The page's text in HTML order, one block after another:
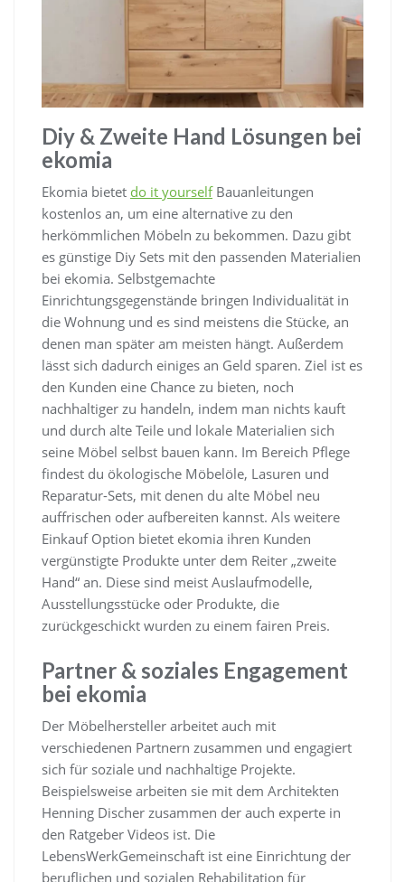
Diy & Zweite Hand Lösungen bei
ekomia
Ekomia bietet do it yourselfBauanleitungen
kostenlos an, um eine alternative zu den
herkömmlichen Möbeln zu bekommen. Dazu gibt
es günstige Diy Sets mit den passenden Materialien
bei ekomia. Selbstgemachte
Einrichtungsgegenstände bringen Individualität in
die Wohnung und es sind meistens die Stücke, an
denen man später am meisten hängt. Außerdem
lässt sich dadurch einiges an Geld sparen. Ziel ist es
den Kunden eine Chance zu bieten, noch
nachhaltiger zu handeln, indem man nichts kauft
und durch alte Teile und lokale Materialien sich
seine Möbel selbst bauen kann. Im Bereich Pflege
findest du ökologische Möbelöle, Lasuren und
Reparatur-Sets, mit denen du alte Möbel neu
auffrischen oder aufbereiten kannst. Als weitere
Einkauf Option bietet ekomia ihren Kunden
vergünstigte Produkte unter dem Reiter „zweite
Hand“ an. Diese sind meist Auslaufmodelle,
Ausstellungsstücke oder Produkte, die
zurückgeschickt wurden zu einem fairen Preis.
Partner & soziales Engagement
bei ekomia
Der Möbelhersteller arbeitet auch mit
verschiedenen Partnern zusammen und engagiert
sich für soziale und nachhaltige Projekte.
Beispielsweise arbeiten sie mit dem Architekten
Henning Discher zusammen der auch experte in
den Ratgeber Videos ist. Die
LebensWerkGemeinschaft ist eine Einrichtung der
beruflichen und sozialen Rehabilitation für